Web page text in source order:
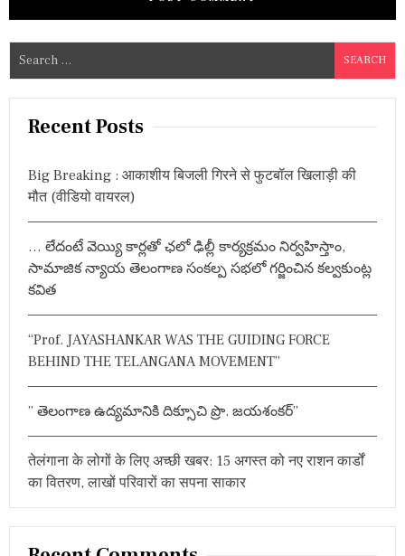
a
Recent Posts
Big Breaking : आकाशीय बिजली गिरने से फुटबॉल खिलाड़ी की
मौत (वीडियो वायरल)
… లేదంటే వెయ్యి కార్లతో ఛలో ఢిల్లీ కార్యక్రమం నిర్వహిస్తాం,
సామాజిక న్యాయ తెలంగాణ సంకల్ప సభలో గర్జించిన కల్వకుంట్ల
కవిత
“Prof. JAYASHANKAR WAS THE GUIDING FORCE
BEHIND THE TELANGANA MOVEMENT”
” తెలంగాణ ఉద్యమానికి దిక్సూచి ప్రొ. జయశంకర్”
तेलंगाना के लोगों के लिए अच्छी खबर: 15 अगस्त को नए राशन कार्डों
का वितरण, लाखों परिवारों का सपना साकार